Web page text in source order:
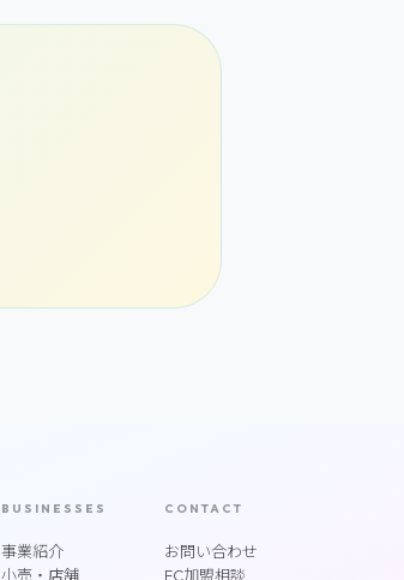
BUSINESSES
事業紹介
小売・店舗
CONTACT
お問い合わせ
FC加盟相談